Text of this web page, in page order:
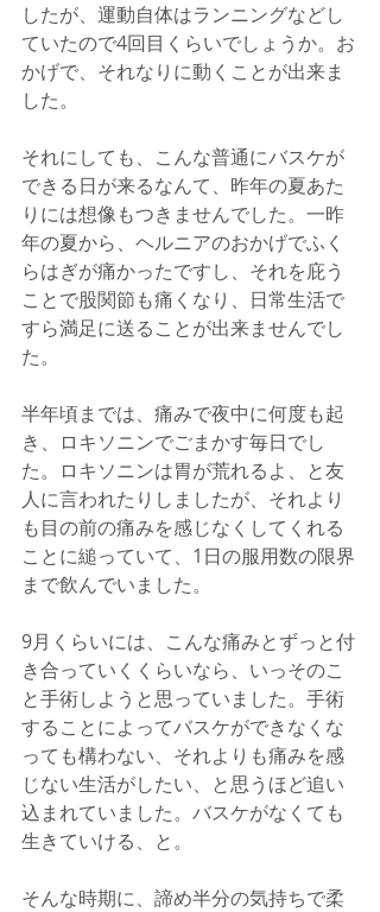
したが、運動自体はランニングなどし
ていたので4回目くらいでしょうか。お
かげで、それなりに動くことが出来ま
した。
それにしても、こんな普通にバスケが
できる日が来るなんて、昨年の夏あた
りには想像もつきませんでした。一昨
年の夏から、ヘルニアのおかげでふく
らはぎが痛かったですし、それを庇う
ことで股関節も痛くなり、日常生活で
すら満足に送ることが出来ませんでし
た。
半年頃までは、痛みで夜中に何度も起
き、ロキソニンでごまかす毎日でし
た。ロキソニンは胃が荒れるよ、と友
人に言われたりしましたが、それより
も目の前の痛みを感じなくしてくれる
ことに縋っていて、1日の服用数の限界
まで飲んでいました。
9月くらいには、こんな痛みとずっと付
き合っていくくらいなら、いっそのこ
と手術しようと思っていました。手術
することによってバスケができなくな
っても構わない、それよりも痛みを感
じない生活がしたい、と思うほど追い
込まれていました。バスケがなくても
生きていける、と。
そんな時期に、諦め半分の気持ちで柔